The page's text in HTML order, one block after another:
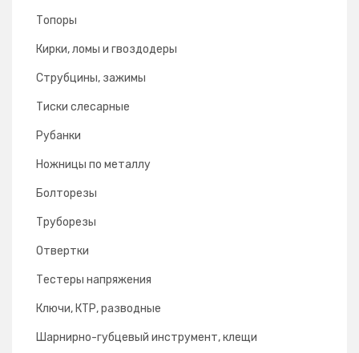
Топоры
Кирки, ломы и гвоздодеры
Струбцины, зажимы
Тиски слесарные
Рубанки
Ножницы по металлу
Болторезы
Труборезы
Отвертки
Тестеры напряжения
Ключи, КТР, разводные
Шарнирно-губцевый инструмент, клещи